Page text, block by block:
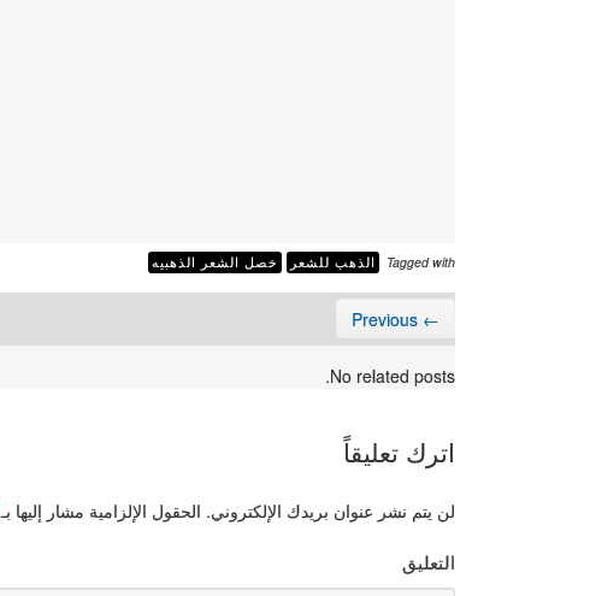
Tagged with الذهب للشعر خصل الشعر الذهبيه
← Previous
No related posts.
اترك تعليقاً
لن يتم نشر عنوان بريدك الإلكتروني. الحقول الإلزامية مشار إليها بـ
التعليق